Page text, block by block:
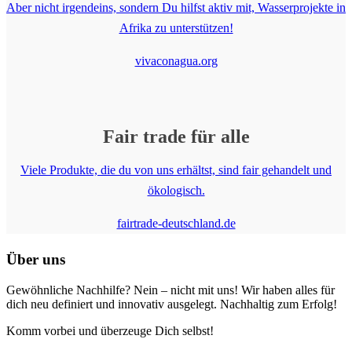
Aber nicht irgendeins, sondern Du hilfst aktiv mit, Wasserprojekte in
Afrika zu unterstützen!
vivaconagua.org
Fair trade für alle
Viele Produkte, die du von uns erhältst, sind fair gehandelt und
ökologisch.
fairtrade-deutschland.de
Über uns
Gewöhnliche Nachhilfe? Nein – nicht mit uns! Wir haben alles für
dich neu definiert und innovativ ausgelegt. Nachhaltig zum Erfolg!
Komm vorbei und überzeuge Dich selbst!